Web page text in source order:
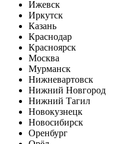
Ижевск
Иркутск
Казань
Краснодар
Красноярск
Москва
Мурманск
Нижневартовск
Нижний Новгород
Нижний Тагил
Новокузнецк
Новосибирск
Оренбург